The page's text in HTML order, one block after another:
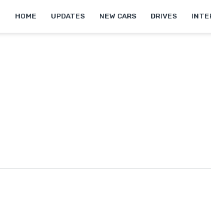
HOME UPDATES NEW CARS DRIVES